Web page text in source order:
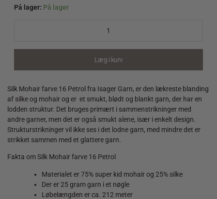
På lager: På lager
Læg i kurv
Silk Mohair farve 16 Petrol fra Isager Garn, er den lækreste blanding
af silke og mohair og er et smukt, blødt og blankt garn, der har en
lodden struktur. Det bruges primært i sammenstrikninger med
andre garner, men det er også smukt alene, især i enkelt design.
Strukturstrikninger vil ikke ses i det lodne garn, med mindre det er
strikket sammen med et glattere garn.
Fakta om Silk Mohair farve 16 Petrol
Materialet er 75% super kid mohair og 25% silke
Der er 25 gram garn i et nøgle
Løbelængden er ca. 212 meter